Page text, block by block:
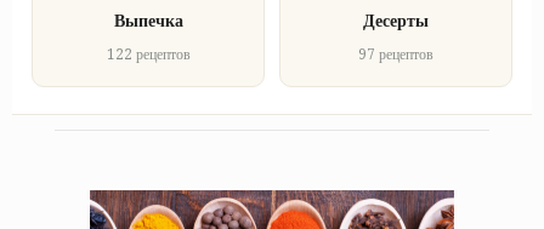
Выпечка
122 рецептов
Десерты
97 рецептов